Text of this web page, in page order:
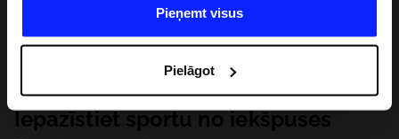
Jūsu atļauju, mēs varam pārsūtīt Jūsu personas datus
saviem partneriem, lai uzlabotu veidu, kadā tiek rādīta
saturu un uzlabotu mūsu partneru piedāvātos risinajumus
( piem. socialos tīklus). Detalizētu informāciju var atrast
mūsu Privātuma politikā un sadaļā "Detaļas".
Pieņemt visus
Pielāgot
Iepazīstiet sportu no iekšpuses